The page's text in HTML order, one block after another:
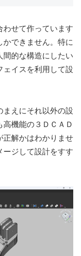
わせて作っています
かできません。特に
間的な構造にしたい
ェイスを利用して設
まえにそれ以外の設
機能の３ＤＣＡＤ
正解かはわかりませ
ージして設計をすす